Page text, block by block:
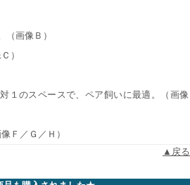
画像Ｂ）
）
１のスペースで、ペア飼いに最適。（画像
Ｆ／Ｇ／Ｈ）
▲戻る